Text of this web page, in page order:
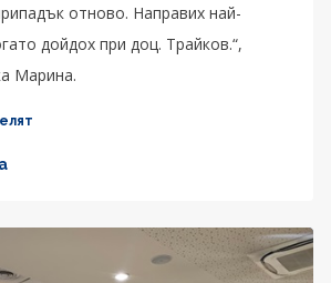
отново. Направих най-
дойдох при доц. Трайков.“,
Марина.